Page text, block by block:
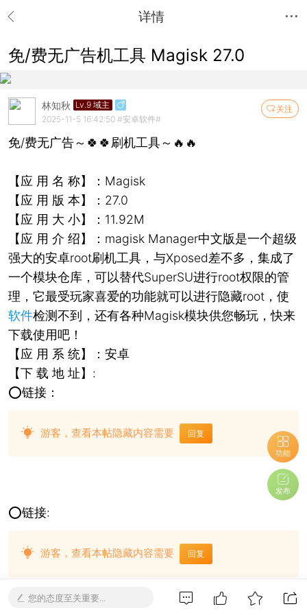
详情
免/费无广告机工具 Magisk 27.0
关注
林知秋 Lv.9 域主
2025-11-5 16:42:50 #安卓软件#
免/费无广告～🍀🍀刷机工具～🔥🔥
【应 用 名 称】：Magisk
【应 用 版 本】：27.0
【应 用 大 小】：11.92M
【应 用 介 绍】：magisk Manager中文版是一个超级
强大的安卓root刷机工具，与Xposed差不多，集成了
一个模块仓库，可以替代SuperSU进行root权限的管
理，它最受玩家喜爱的功能就可以进行隐藏root，使
软件检测不到，还有各种Magisk模块供您畅玩，快来
下载使用吧！
【应 用 系 统】：安卓
【下 载 地 址】:
⭕链接：
游客，查看本帖隐藏内容需要 回复
⭕链接:
游客，查看本帖隐藏内容需要 回复
您的态度至关重要...
功能
发布